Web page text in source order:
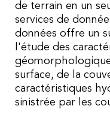
de terrain en un
services de
données offre un
l'étude des
surface, de la
caractéristiques
sinistrée par les